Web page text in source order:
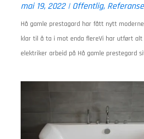
mai 19, 2022|Offentlig,
Hå gamle prestagard har fått nytt
klar til å ta i mot enda flereVi har utført alt
elektriker arbeid på Hå gamle prestegard